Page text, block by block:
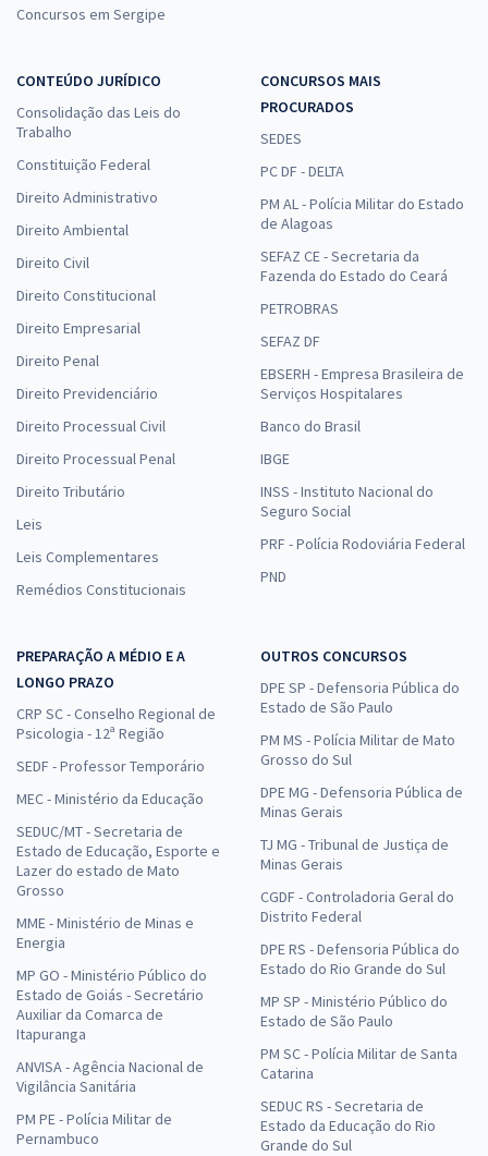
Concursos em Sergipe
CONTEÚDO JURÍDICO
Consolidação das Leis do
Trabalho
Constituição Federal
Direito Administrativo
Direito Ambiental
Direito Civil
Direito Constitucional
Direito Empresarial
Direito Penal
Direito Previdenciário
Direito Processual Civil
Direito Processual Penal
Direito Tributário
Leis
Leis Complementares
Remédios Constitucionais
CONCURSOS MAIS
PROCURADOS
SEDES
PC DF - DELTA
PM AL - Polícia Militar do Estado
de Alagoas
SEFAZ CE - Secretaria da
Fazenda do Estado do Ceará
PETROBRAS
SEFAZ DF
EBSERH - Empresa Brasileira de
Serviços Hospitalares
Banco do Brasil
IBGE
INSS - Instituto Nacional do
Seguro Social
PRF - Polícia Rodoviária Federal
PND
PREPARAÇÃO A MÉDIO E A
LONGO PRAZO
CRP SC - Conselho Regional de
Psicologia - 12ª Região
SEDF - Professor Temporário
MEC - Ministério da Educação
SEDUC/MT - Secretaria de
Estado de Educação, Esporte e
Lazer do estado de Mato
Grosso
MME - Ministério de Minas e
Energia
MP GO - Ministério Público do
Estado de Goiás - Secretário
Auxiliar da Comarca de
Itapuranga
ANVISA - Agência Nacional de
Vigilância Sanitária
PM PE - Polícia Militar de
Pernambuco
OUTROS CONCURSOS
DPE SP - Defensoria Pública do
Estado de São Paulo
PM MS - Polícia Militar de Mato
Grosso do Sul
DPE MG - Defensoria Pública de
Minas Gerais
TJ MG - Tribunal de Justiça de
Minas Gerais
CGDF - Controladoria Geral do
Distrito Federal
DPE RS - Defensoria Pública do
Estado do Rio Grande do Sul
MP SP - Ministério Público do
Estado de São Paulo
PM SC - Polícia Militar de Santa
Catarina
SEDUC RS - Secretaria de
Estado da Educação do Rio
Grande do Sul